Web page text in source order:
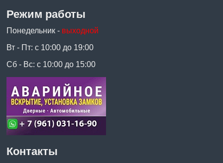
Режим работы
Понедельник - выходной
Вт - Пт: с 10:00 до 19:00
Сб - Вс: с 10:00 до 15:00
Контакты